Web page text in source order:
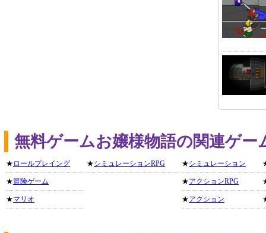
無料ゲームお嬢様物語の関連ゲー
★ ロールプレイング
★冒険ゲーム
★マリオ
★シミュレーションRPG ★シミュレーション
★アクションRPG
★アクション